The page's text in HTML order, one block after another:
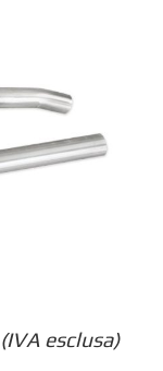
(IVA esclusa)